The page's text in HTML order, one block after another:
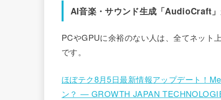
AI音楽・サウンド生成「AudioCraft
PCやGPUに余裕のない人は、全てネット
です。
ほぼテク8月5日最新情報アップデート！
ン？ — GROWTH JAPAN